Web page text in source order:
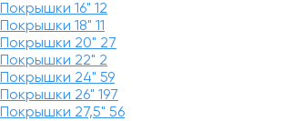
Покрышки 16" 12
Покрышки 18" 11
Покрышки 20" 27
Покрышки 22" 2
Покрышки 24" 59
Покрышки 26" 197
Покрышки 27,5" 56